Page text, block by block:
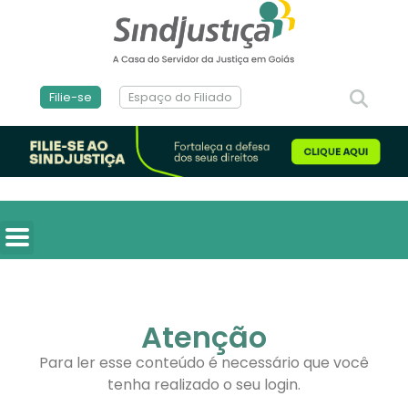
Filie-se Espaço do Filiado
Atenção
Para ler esse conteúdo é necessário que você
tenha realizado o seu login.